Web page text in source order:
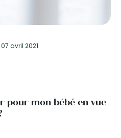
avril 2021
pour mon bébé en vue